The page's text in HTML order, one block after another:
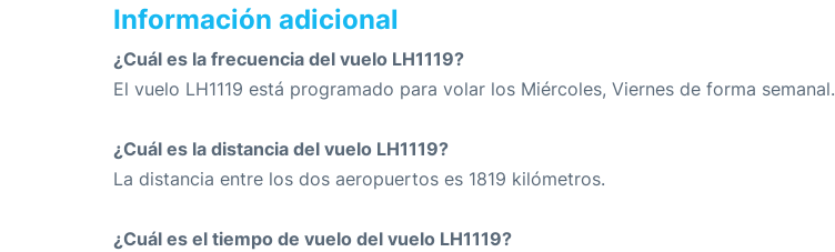
Información adicional
¿Cuál es la frecuencia del vuelo LH1119?
El vuelo LH1119 está programado para volar los Miércoles, Viernes de forma semanal.
¿Cuál es la distancia del vuelo LH1119?
La distancia entre los dos aeropuertos es 1819 kilómetros.
¿Cuál es el tiempo de vuelo del vuelo LH1119?